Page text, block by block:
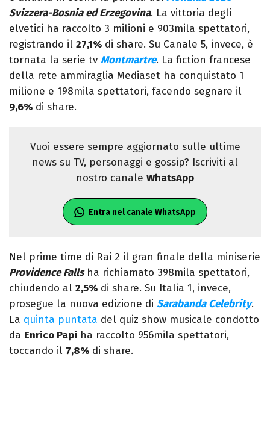
Svizzera-Bosnia ed Erzegovina. La vittoria degli
elvetici ha raccolto 3 milioni e 903mila spettatori,
registrando il 27,1% di share. Su Canale 5, invece, è
tornata la serie tv Montmartre. La fiction francese
della rete ammiraglia Mediaset ha conquistato 1
milione e 198mila spettatori, facendo segnare il
9,6% di share.
Vuoi essere sempre aggiornato sulle ultime
news su TV, personaggi e gossip? Iscriviti al
nostro canale WhatsApp
Entra nel canale WhatsApp
Nel prime time di Rai 2 il gran finale della miniserie
Providence Fallsha richiamato 398mila spettatori,
chiudendo al 2,5% di share. Su Italia 1, invece,
prosegue la nuova edizione di Sarabanda Celebrity.
La quinta puntata del quiz show musicale condotto
da Enrico Papi ha raccolto 956mila spettatori,
toccando il 7,8% di share.